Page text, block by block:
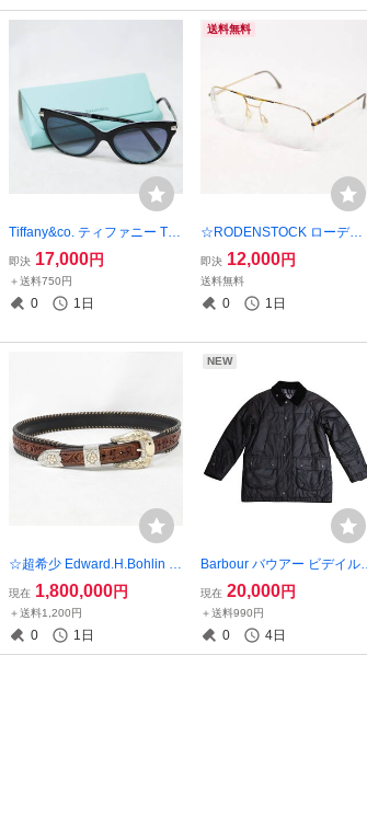
Tiffany&co. ティファニー TF
4182-F 8055/95 55□17 120
2N サングラス キャットアイ
サングラス アトラス クロッ
ク 2407-N0068K(NT)
即決 17,000円
＋送料750円
0 1日
送料無料
☆RODENSTOCK ローデン
ストック 897 GM A 140 度入
り サングラス メガネ 2501-K
0021⑥K(NT)
即決 12,000円
送料無料
0 1日
☆超希少 Edward.H.Bohlin エ
ドワードHボーリン ボーレン
925 14K D0.521 / 35 クボタ
クラフト FUNNY K18 カービ
ングレザー N26K(NT)
現在 1,800,000円
＋送料1,200円
0 1日
NEW
Barbour バウアー ビデイル B
EDALE ワックス コットン オ
イル ダウン ジャケット ブラ
ック S サイズ メンズ 現状品
251226M tg.37(NT)
現在 20,000円
＋送料990円
0 4日